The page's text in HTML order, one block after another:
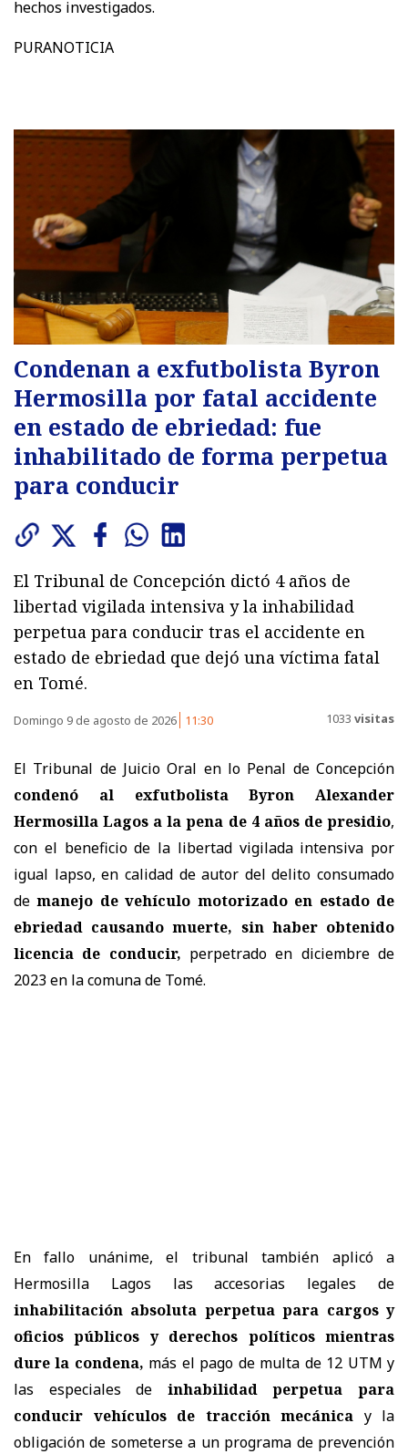
hechos investigados.
PURANOTICIA
Condenan a exfutbolista Byron
Hermosilla por fatal accidente
en estado de ebriedad: fue
inhabilitado de forma perpetua
para conducir
El Tribunal de Concepción dictó 4 años de
libertad vigilada intensiva y la inhabilidad
perpetua para conducir tras el accidente en
estado de ebriedad que dejó una víctima fatal
en Tomé.
Domingo 9 de agosto de 2026 11:30 1033 visitas
El Tribunal de Juicio Oral en lo Penal de Concepción
condenó al exfutbolista Byron Alexander
Hermosilla Lagos a la pena de 4 años de presidio,
con el beneficio de la libertad vigilada intensiva por
igual lapso, en calidad de autor del delito consumado
demanejo de vehículo motorizado en estado de
ebriedad causando muerte, sin haber obtenido
licencia de conducir, perpetrado en diciembre de
2023 en la comuna de Tomé.
En fallo unánime, el tribunal también aplicó a
Hermosilla Lagos las accesorias legales de
inhabilitación absoluta perpetua para cargos y
oficios públicos y derechos políticos mientras
dure la condena, más el pago de multa de 12 UTM y
las especiales de inhabilidad perpetua para
conducir vehículos de tracción mecánica y la
obligación de someterse a un programa de prevención